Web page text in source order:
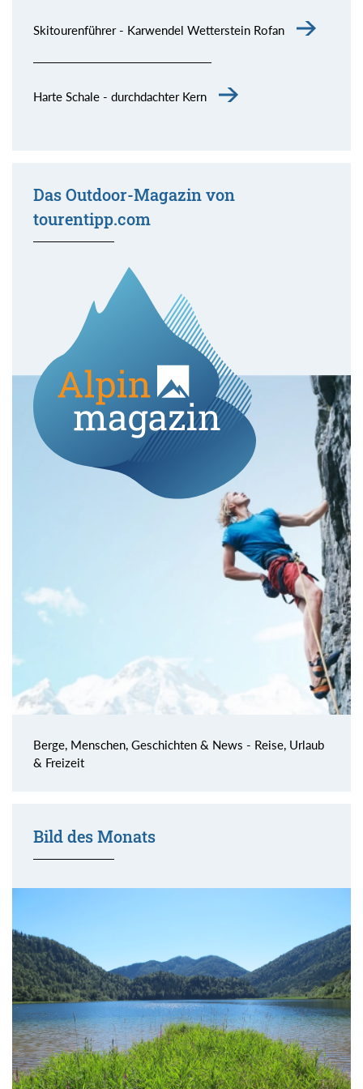
Skitourenführer - Karwendel Wetterstein Rofan
Harte Schale - durchdachter Kern
Das Outdoor-Magazin von
tourentipp.com
Berge, Menschen, Geschichten & News - Reise, Urlaub
& Freizeit
Bild des Monats